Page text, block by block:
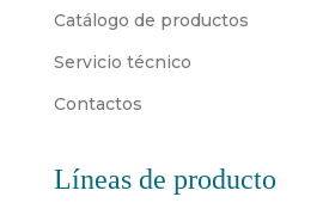
Catálogo de productos
Servicio técnico
Contactos
Líneas de producto